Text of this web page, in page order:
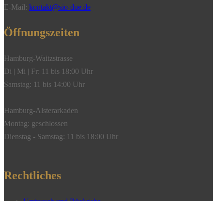
E-Mail: kontakt@sio-due.de
Öffnungszeiten
Hamburg-Waitzstrasse
Di | Mi | Fr: 11 bis 18:00 Uhr
Samstag: 11 bis 14:00 Uhr
Hamburg-Alsterarkaden
Montag: geschlossen
Dienstag - Samstag: 11 bis 18:00 Uhr
Rechtliches